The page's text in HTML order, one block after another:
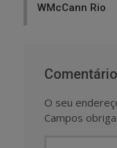
WMcCann Rio
O seu
Campos